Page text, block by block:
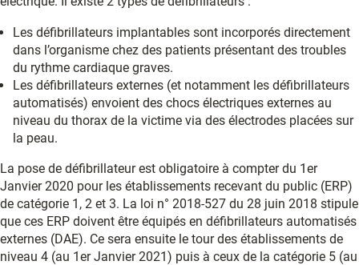
Les défibrillateurs implantables sont incorporés directement
dans l’organisme chez des patients présentant des troubles
du rythme cardiaque graves.
Les défibrillateurs externes (et notamment les défibrillateurs
automatisés) envoient des chocs électriques externes au
niveau du thorax de la victime via des électrodes placées sur
la peau.
La pose de défibrillateur est obligatoire à compter du 1er
Janvier 2020 pour les établissements recevant du public (ERP)
de catégorie 1, 2 et 3. La loi n° 2018-527 du 28 juin 2018 stipule
que ces ERP doivent être équipés en défibrillateurs automatisés
externes (DAE). Ce sera ensuite le tour des établissements de
niveau 4 (au 1er Janvier 2021) puis à ceux de la catégorie 5 (au